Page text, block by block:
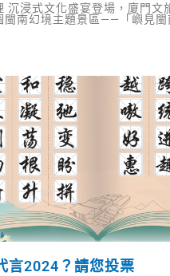
沉浸式文化盛宴登場，廈門文
閩南幻境主題景區——「嶼見閩
言2024？請您投票